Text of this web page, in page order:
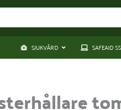
SJUKVÅRD SAFEAID